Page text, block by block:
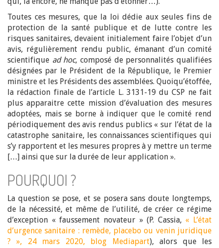
Toutes ces mesures, que la loi dédie aux seules fins de
protection de la santé publique et de lutte contre les
risques sanitaires, devaient initialement faire l’objet d’un
avis, régulièrement rendu public, émanant d’un comité
scientifique ad hoc, composé de personnalités qualifiées
désignées par le Président de la République, le Premier
ministre et les Présidents des assemblées. Quoiqu’étoffée,
la rédaction finale de l’article L. 3131-19 du CSP ne fait
plus apparaitre cette mission d’évaluation des mesures
adoptées, mais se borne à indiquer que le comité rend
périodiquement des avis rendus publics « sur l’état de la
catastrophe sanitaire, les connaissances scientifiques qui
s’y rapportent et les mesures propres à y mettre un terme
[…] ainsi que sur la durée de leur application ».
POURQUOI ?
La question se pose, et se posera sans doute longtemps,
de la nécessité, et même de l’utilité, de créer ce régime
d’exception « faussement novateur » (P. Cassia, « L’état
d’urgence sanitaire : remède, placebo ou venin juridique
? », 24 mars 2020, blog Mediapart), alors que les